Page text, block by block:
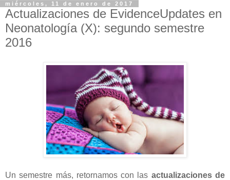
miércoles, 11 de enero de 2017
Actualizaciones de EvidenceUpdates en
Neonatología (X): segundo semestre
2016
Un semestre más, retornamos con las actualizaciones de